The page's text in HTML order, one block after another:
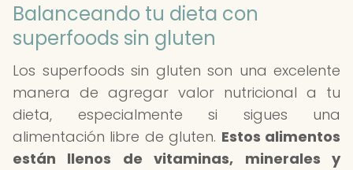
Balanceando tu dieta con
superfoods sin gluten
Los superfoods sin gluten son una excelente
manera de agregar valor nutricional a tu
dieta, especialmente si sigues una
alimentación libre de gluten. Estos alimentos
están llenos de vitaminas, minerales y